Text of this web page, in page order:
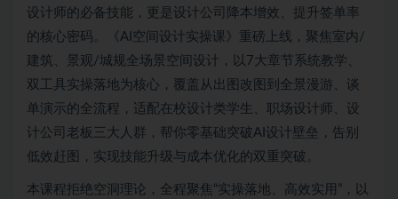
设计师的必备技能，更是设计公司降本增效、提升签单率
的核心密码。《AI空间设计实操课》重磅上线，聚焦室内/
建筑、景观/城规全场景空间设计，以7大章节系统教学、
双工具实操落地为核心，覆盖从出图改图到全景漫游、谈
单演示的全流程，适配在校设计类学生、职场设计师、设
计公司老板三大人群，帮你零基础突破AI设计壁垒，告别
低效赶图，实现技能升级与成本优化的双重突破。
本课程拒绝空洞理论，全程聚焦“实操落地、高效实用”，以